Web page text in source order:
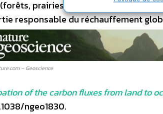
prairies, cultures, marais..)
responsable du réchauffement
– Geoscience
of the carbon fluxes from land to
ngeo1830.